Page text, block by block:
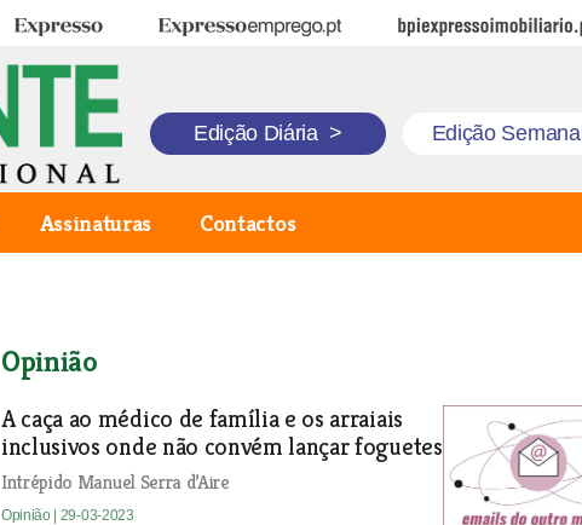
Expresso Expresso Emprego BPI Expresso Imobiliário
Edição Diária > Edição Semanal
Assinaturas Contactos
Opinião
A caça ao médico de família e os arraiais
inclusivos onde não convém lançar foguetes
Intrépido Manuel Serra d’Aire
Opinião | 29-03-2023